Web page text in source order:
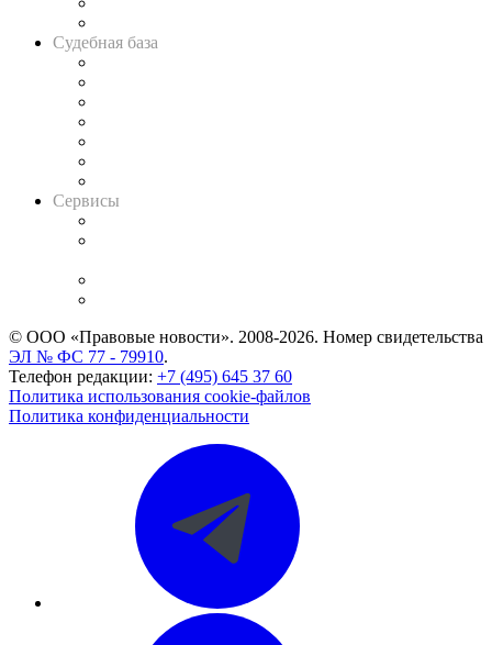
Судебная база
Сервисы
© ООО «Правовые новости». 2008-2026. Номер свидетельства
ЭЛ № ФС 77 - 79910.
Телефон редакции: +7 (495) 645 37 60
Политика использования cookie-файлов
Политика конфиденциальности